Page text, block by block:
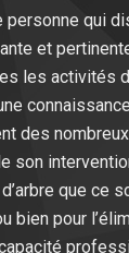
personne qui
et
les activités
des
son
que ce
bien pour